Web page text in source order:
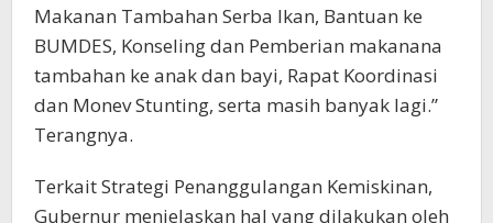
Makanan Tambahan Serba Ikan, Bantuan ke
BUMDES, Konseling dan Pemberian makanana
tambahan ke anak dan bayi, Rapat Koordinasi
dan Monev Stunting, serta masih banyak lagi.”
Terangnya.
Terkait Strategi Penanggulangan Kemiskinan,
Gubernur menjelaskan hal yang dilakukan oleh